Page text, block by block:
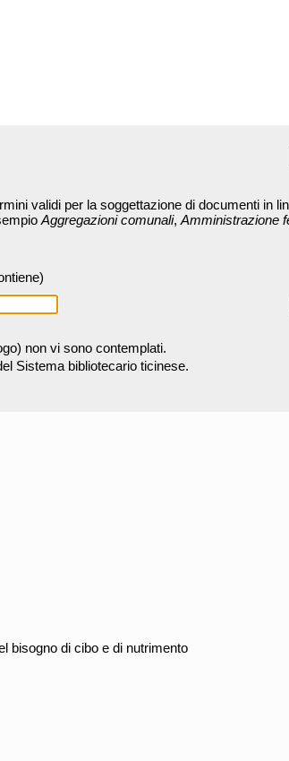
validi per la soggettazione di documenti in
Aggregazioni comunali, Amministrazione
non vi sono contemplati.
Sistema bibliotecario ticinese.
bisogno di cibo e di nutrimento